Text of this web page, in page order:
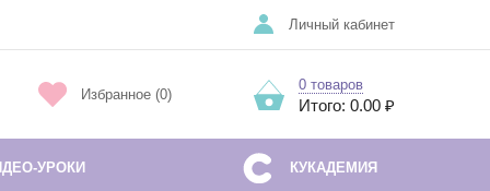
Личный кабинет
Избранное (0)
0 товаров
Итого: 0.00 ₽
УРОКИ КУКАДЕМИЯ